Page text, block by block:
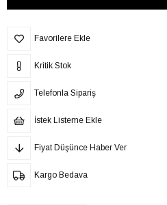
Favorilere Ekle
Kritik Stok
Telefonla Sipariş
İstek Listeme Ekle
Fiyat Düşünce Haber Ver
Kargo Bedava